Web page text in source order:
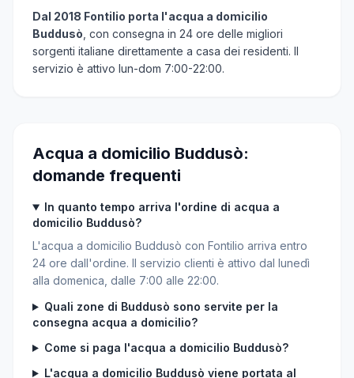
Dal 2018 Fontilio porta l'acqua a domicilio
Buddusò , con consegna in 24 ore delle migliori
sorgenti italiane direttamente a casa dei residenti. Il
servizio è attivo lun-dom 7:00-22:00.
Acqua a domicilio Buddusò:
domande frequenti
In quanto tempo arriva l'ordine di acqua a
domicilio Buddusò?
L'acqua a domicilio Buddusò con Fontilio arriva entro
24 ore dall'ordine. Il servizio clienti è attivo dal lunedì
alla domenica, dalle 7:00 alle 22:00.
Quali zone di Buddusò sono servite per la
consegna acqua a domicilio?
Come si paga l'acqua a domicilio Buddusò?
L'acqua a domicilio Buddusò viene portata al